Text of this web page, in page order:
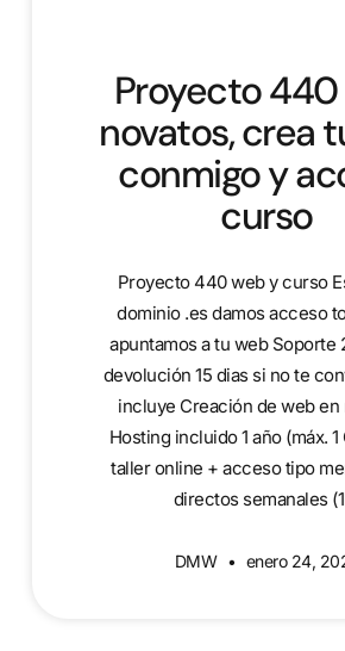
Proyecto
novatos, crea
conmigo y
curso
Proyecto 440 web y curso
dominio .es damos acceso
apuntamos a tu web Soporte
devolución 15 dias si no te
incluye Creación de web
Hosting incluido 1 año (máx. 1
taller online + acceso tipo
directos semanales
DMW enero 24,